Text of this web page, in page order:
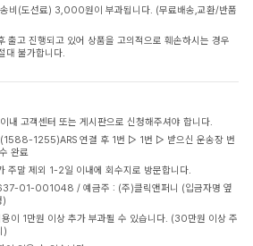
비(도선료) 3,000원이 부과됩니다. (무료배송,교환/반품
출고 진행되고 있어 상품을 고의적으로 훼손하시는 경우
대 불가합니다.
내 고객센터 또는 게시판으로 신청해주셔야 합니다.
(1588-1255)ARS 연결 후 1번 ▷ 1번 ▷ 받으신 운송장 번
완료
주말 제외 1-2일 이내에 회수지로 방문합니다.
01-001048 / 예금주 : (주)클릭앤퍼니 (입금자명 옆
)
이 1만원 이상 추가 부과될 수 있습니다. (30만원 이상 주
)